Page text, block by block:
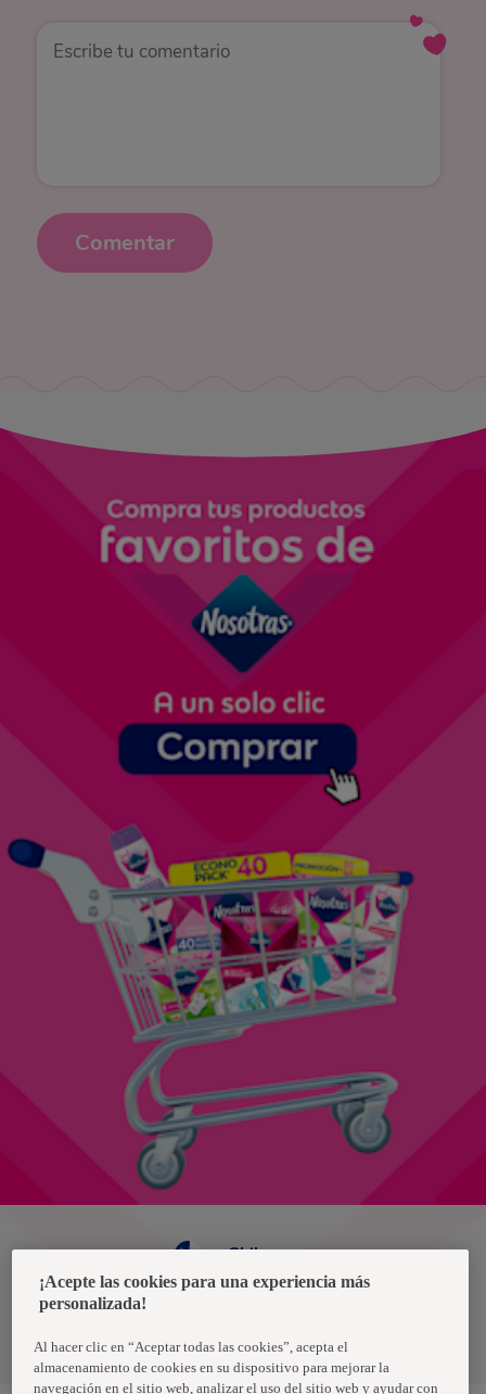
Comentar
Términos y condiciones
Chile
¡Acepte las cookies para una experiencia más
personalizada!
Al hacer clic en “Aceptar todas las cookies”, acepta el
almacenamiento de cookies en su dispositivo para mejorar la
navegación en el sitio web, analizar el uso del sitio web y ayudar con